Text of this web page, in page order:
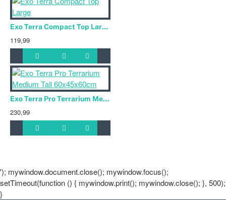
Exo Terra Compact Top Large
119,99
Exo Terra Pro Terrarium Medium Tall 60x45x60cm
230,99
'); mywindow.document.close(); mywindow.focus();
setTimeout(function () { mywindow.print(); mywindow.close(); }, 500);
}